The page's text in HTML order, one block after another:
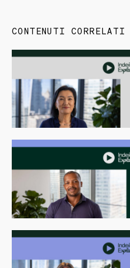
CONTENUTI CORRELATI